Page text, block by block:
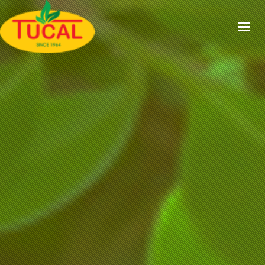
ACCUEIL
À PROPOS
GAMMES
CERTIFICATIONS
RECETTES
ACTUALITÉS
CONTACT
EN